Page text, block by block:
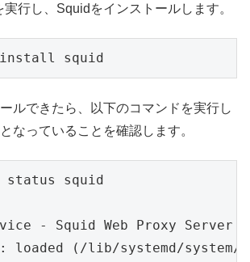
実行し、Squidをインストールします。
squid
ルできたら、以下のコマンドを実行し
なっていることを確認します。
status squid
- Squid Web Proxy Server
loaded (/lib/systemd/